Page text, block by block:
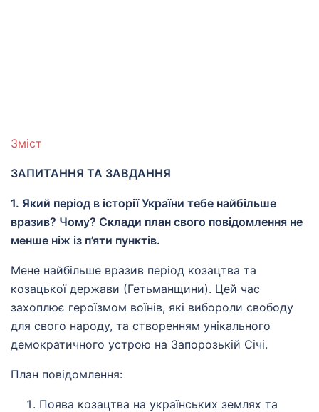
Зміст
ЗАПИТАННЯ ТА ЗАВДАННЯ
1. Який період в історії України тебе найбільше
вразив? Чому? Склади план свого повідомлення не
менше ніж із п’яти пунктів.
Мене найбільше вразив період козацтва та
козацької держави (Гетьманщини). Цей час
захоплює героїзмом воїнів, які вибороли свободу
для свого народу, та створенням унікального
демократичного устрою на Запорозькій Січі.
План повідомлення:
Поява козацтва на українських землях та